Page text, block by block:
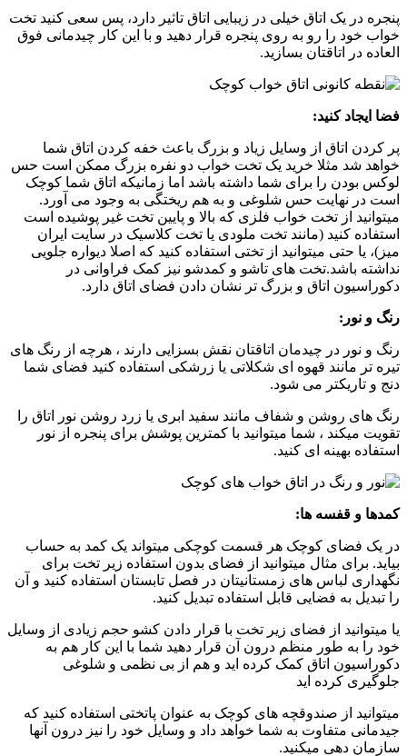
پنجره در یک اتاق خیلی در زیبایی اتاق تاثیر دارد، پس سعی کنید تخت
خواب خود را رو به روی پنجره قرار دهید و با این کار چیدمانی فوق
العاده در اتاقتان بسازید.
فضا ایجاد کنید:
پر کردن اتاق از وسایل زیاد و بزرگ باعث خفه کردن اتاق شما
خواهد شد مثلا خرید یک تخت خواب دو نفره بزرگ ممکن است حس
لوکس بودن را برای شما داشته باشد اما زمانیکه اتاق شما کوچک
است در نهایت حس شلوغی و به هم ریختگی به وجود می آورد.
میتوانید از تخت خواب فلزی که بالا و پایین تخت غیر پوشیده است
استفاده کنید (مانند تخت ملودی یا تخت کلاسیک در سایت ایران
میز)، یا حتی میتوانید از تختی استفاده کنید که اصلا دیواره جلویی
نداشته باشد.تخت های تاشو و کمدشو نیز کمک فراوانی در
دکوراسیون اتاق و بزرگ تر نشان دادن فضای اتاق دارد.
رنگ و نور:
رنگ و نور در چیدمان اتاقتان نقش بسزایی دارند ، هرچه از رنگ های
تیره تر مانند قهوه ای شکلاتی یا زرشکی استفاده کنید فضای شما
دنج و تاریکتر می شود.
رنگ های روشن و شفاف مانند سفید ابری یا زرد روشن نور اتاق را
تقویت میکند ، شما میتوانید با کمترین پوشش برای پنجره از نور
استفاده بهینه ای کنید.
کمدها و قفسه ها:
در یک فضای کوچک هر قسمت کوچکی میتواند یک کمد به حساب
بیاید. برای مثال میتوانید از فضای بدون استفاده زیر تخت برای
نگهداری لباس های زمستانیتان در فصل تابستان استفاده کنید و آن
را تبدیل به فضایی قابل استفاده تبدیل کنید.
یا میتوانید از فضای زیر تخت با قرار دادن کشو حجم زیادی از وسایل
خود را به طور منظم درون آن قرار دهید شما با این کار هم به
دکوراسیون اتاق کمک کرده اید و هم از بی نظمی و شلوغی
جلوگیری کرده اید
میتوانید از صندوقچه های کوچک به عنوان پاتختی استفاده کنید که
جیدمانی متفاوت به شما خواهد داد و وسایل خود را نیز درون آنها
سازمان دهی میکنید.